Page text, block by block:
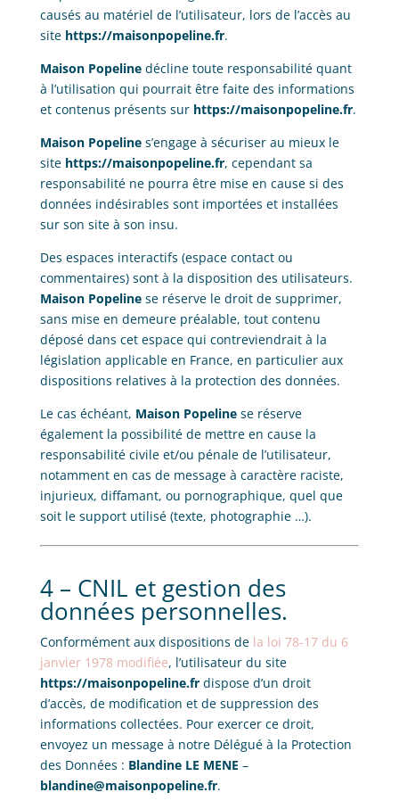
causés au matériel de l’utilisateur, lors de l’accès au
site https://maisonpopeline.fr.
Maison Popelinedécline toute responsabilité quant
à l’utilisation qui pourrait être faite des informations
et contenus présents sur https://maisonpopeline.fr.
Maison Popelines’engage à sécuriser au mieux le
site https://maisonpopeline.fr, cependant sa
responsabilité ne pourra être mise en cause si des
données indésirables sont importées et installées
sur son site à son insu.
Des espaces interactifs (espace contact ou
commentaires) sont à la disposition des utilisateurs.
Maison Popelinese réserve le droit de supprimer,
sans mise en demeure préalable, tout contenu
déposé dans cet espace qui contreviendrait à la
législation applicable en France, en particulier aux
dispositions relatives à la protection des données.
Le cas échéant, Maison Popelinese réserve
également la possibilité de mettre en cause la
responsabilité civile et/ou pénale de l’utilisateur,
notamment en cas de message à caractère raciste,
injurieux, diffamant, ou pornographique, quel que
soit le support utilisé (texte, photographie …).
4 – CNIL et gestion des
données personnelles.
Conformément aux dispositions de la loi 78-17 du 6
janvier 1978 modifiée, l’utilisateur du site
https://maisonpopeline.frdispose d’un droit
d’accès, de modification et de suppression des
informations collectées. Pour exercer ce droit,
envoyez un message à notre Délégué à la Protection
des Données : Blandine LE MENE –
blandine@maisonpopeline.fr.